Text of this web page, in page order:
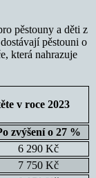
pěstouny a děti z
pěstouni o
která nahrazuje
v roce 2023
zvýšení o 27 %
6 290 Kč
7 750 Kč